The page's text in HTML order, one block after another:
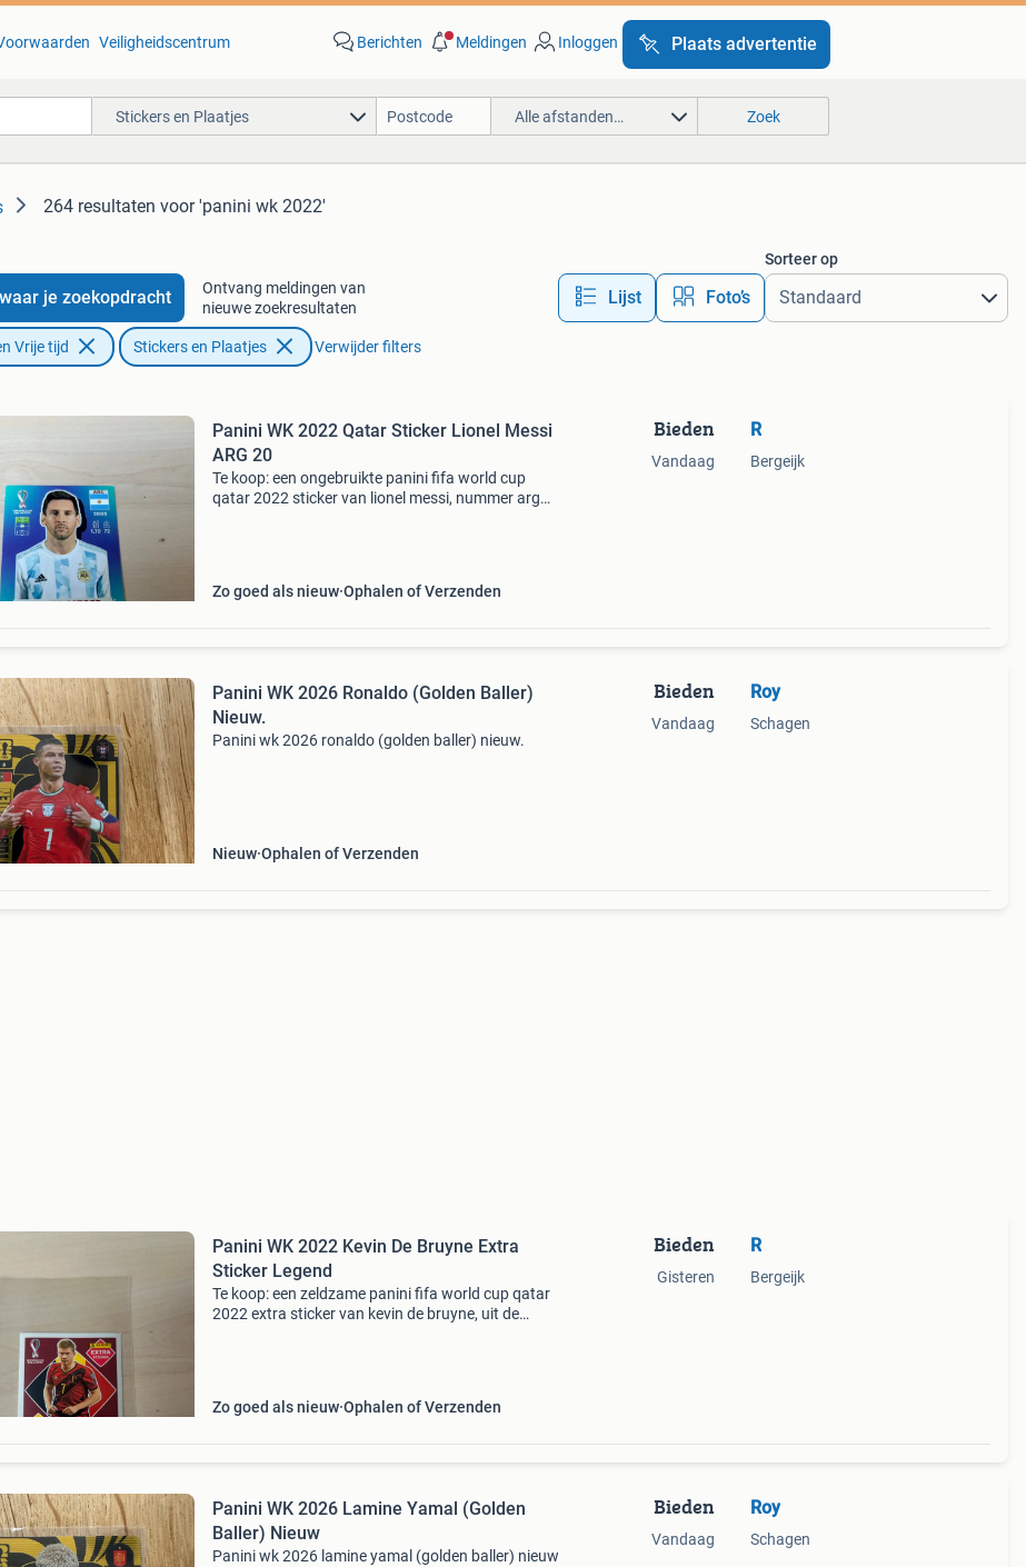
Veiligheidscentrum Berichten Meldingen Inloggen Plaats advertentie
Stickers en Plaatjes Alle afstanden… Zoek
264 resultaten voor 'panini wk 2022'
je zoekopdracht
Ontvang meldingen van
nieuwe zoekresultaten
Lijst Foto’s
Sorteer op
Vrije tijd Stickers en Plaatjes Verwijder filters
Panini WK 2022 Qatar Sticker Lionel Messi
ARG 20
Te koop: een ongebruikte panini fifa world cup
qatar 2022 sticker van lionel messi, nummer arg
Zo goed als nieuw Ophalen of Verzenden
Bieden
Vandaag
R
Bergeijk
Panini WK 2026 Ronaldo (Golden Baller)
Nieuw.
Panini wk 2026 ronaldo (golden baller) nieuw.
Nieuw Ophalen of Verzenden
Bieden
Vandaag
Roy
Schagen
Panini WK 2022 Kevin De Bruyne Extra
Sticker Legend
Te koop: een zeldzame panini fifa world cup qatar
2022 extra sticker van kevin de bruyne, uit de
Zo goed als nieuw Ophalen of Verzenden
Bieden
Gisteren
R
Bergeijk
Panini WK 2026 Lamine Yamal (Golden
Baller) Nieuw
Panini wk 2026 lamine yamal (golden baller) nieuw
Bieden
Vandaag
Roy
Schagen